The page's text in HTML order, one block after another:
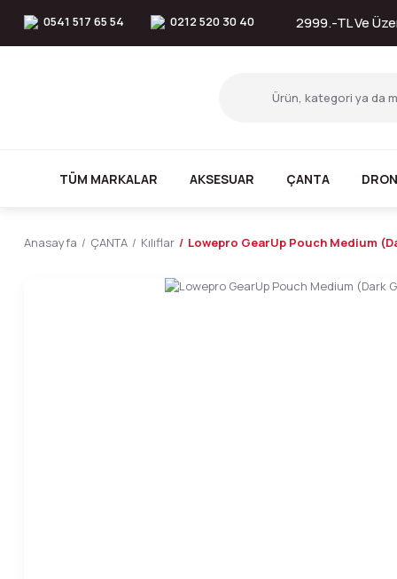
0541 517 65 54 0212 520 30 40 2999.-TL Ve
TÜM MARKALAR AKSESUAR ÇANTA
Anasayfa ÇANTA Kılıflar Lowepro GearUp Pouch Medium